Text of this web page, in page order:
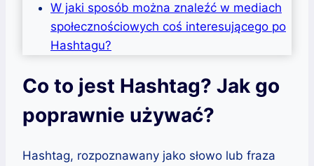
W jaki sposób można znaleźć w mediach
społecznościowych coś interesującego po
Hashtagu?
Co to jest Hashtag? Jak go
poprawnie używać?
Hashtag, rozpoznawany jako słowo lub fraza